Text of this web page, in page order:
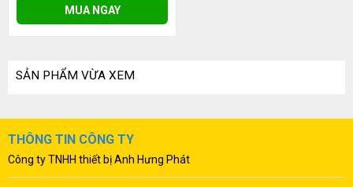
MUA NGAY
SẢN PHẨM VỪA XEM
THÔNG TIN CÔNG TY
Công ty TNHH thiết bị Anh Hưng Phát